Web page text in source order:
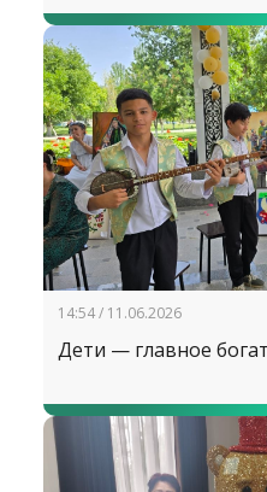
14:54 / 11.06.2026
Дети — главное